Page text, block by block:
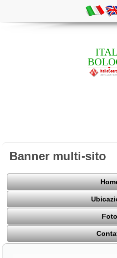
Banner multi-sito
Foto